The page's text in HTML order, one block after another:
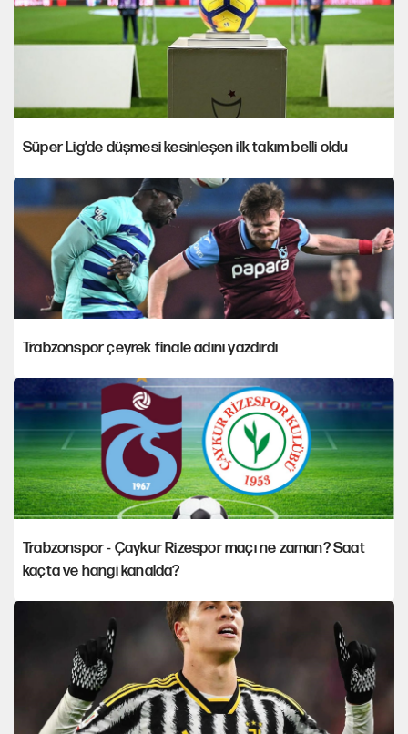
Süper Lig’de düşmesi kesinleşen ilk takım belli oldu
Trabzonspor çeyrek finale adını yazdırdı
Trabzonspor - Çaykur Rizespor maçı ne zaman? Saat
kaçta ve hangi kanalda?